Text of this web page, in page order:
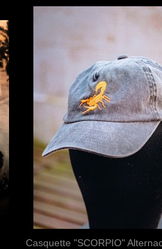
Aimer
Casquette "SCORPIO"